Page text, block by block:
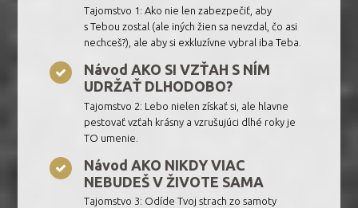
Tajomstvo 1: Ako nie len zabezpečiť, aby
s Tebou zostal (ale iných žien sa nevzdal, čo asi
nechceš?), ale aby si exkluzívne vybral iba Teba.
Návod AKO SI VZŤAH S NÍM
UDRŽAŤ DLHODOBO?
Tajomstvo 2: Lebo nielen získať si, ale hlavne
pestovať vzťah krásny a vzrušujúci dlhé roky je
TO umenie.
Návod AKO NIKDY VIAC
NEBUDEŠ V ŽIVOTE SAMA
Tajomstvo 3: Odíde Tvoj strach zo samoty